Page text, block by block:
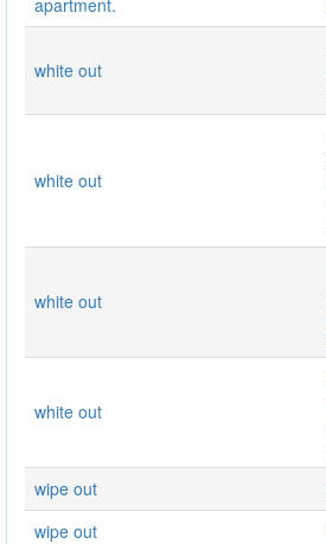
apartment.
white out
white out
white out
white out
wipe out
wipe out